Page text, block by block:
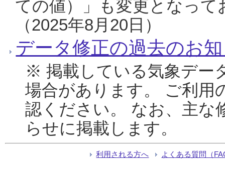
ての値）」も変更となっ
（2025年8月20日）
データ修正の過去のお
※ 掲載している気象デー
場合があります。 ご利用
認ください。 なお、主な
らせに掲載します。
利用される方へ よくある質問（